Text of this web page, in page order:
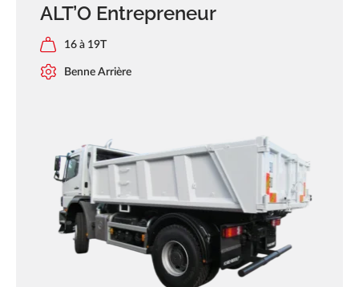
ALT’O Entrepreneur
16 à 19T
Benne Arrière